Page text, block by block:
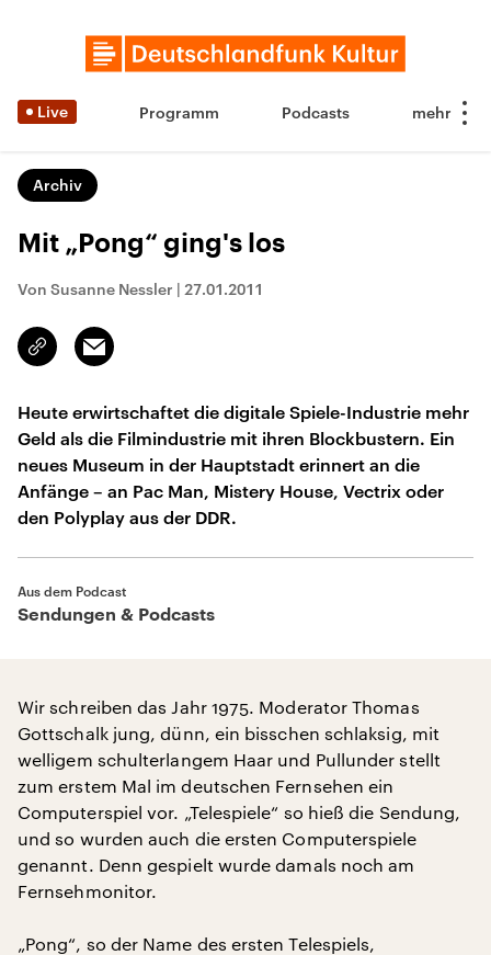
Live Programm Podcasts
Archiv
Mit „Pong“ ging's los
Von Susanne Nessler | 27.01.2011
Link
kopieren/teilen
Email
Heute erwirtschaftet die digitale Spiele-Industrie mehr
Geld als die Filmindustrie mit ihren Blockbustern. Ein
neues Museum in der Hauptstadt erinnert an die
Anfänge – an Pac Man, Mistery House, Vectrix oder
den Polyplay aus der DDR.
Aus dem Podcast
Sendungen & Podcasts
Wir schreiben das Jahr 1975. Moderator Thomas
Gottschalk jung, dünn, ein bisschen schlaksig, mit
welligem schulterlangem Haar und Pullunder stellt
zum erstem Mal im deutschen Fernsehen ein
Computerspiel vor. „Telespiele“ so hieß die Sendung,
und so wurden auch die ersten Computerspiele
genannt. Denn gespielt wurde damals noch am
Fernsehmonitor.
„Pong“, so der Name des ersten Telespiels,